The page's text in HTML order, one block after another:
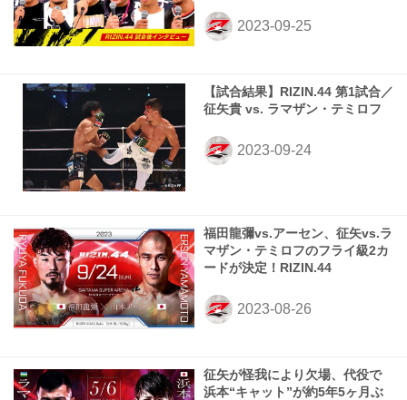
【試合結果】RIZIN.44 第1試合／
征矢貴 vs. ラマザン・テミロフ
福田龍彌vs.アーセン、征矢vs.ラ
マザン・テミロフのフライ級2カ
ードが決定！RIZIN.44
征矢が怪我により欠場、代役で
浜本“キャット”が約5年5ヶ月ぶ